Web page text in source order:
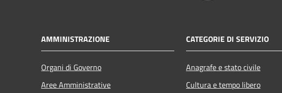
AMMINISTRAZIONE
Organi di Governo
Aree Amministrative
CATEGORIE DI SERVIZIO
Anagrafe e stato civile
Cultura e tempo libero